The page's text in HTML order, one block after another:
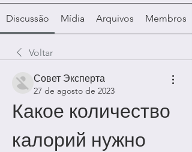
Discussão Mídia Arquivos Membros
Voltar
Совет Эксперта
27 de agosto de 2023
Какое количество
калорий нужно